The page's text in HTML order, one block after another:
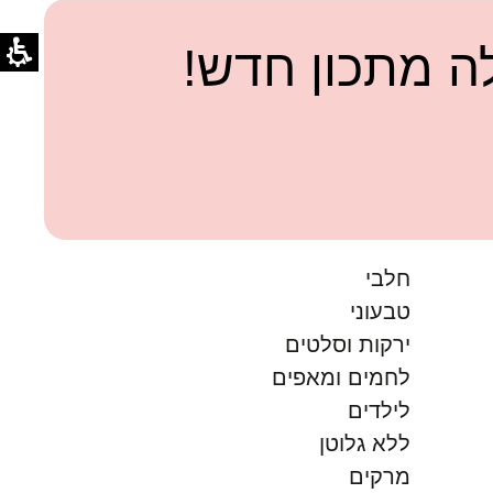
מתכון חדש!
חלבי
טבעוני
ירקות וסלטים
לחמים ומאפים
לילדים
ללא גלוטן
מרקים